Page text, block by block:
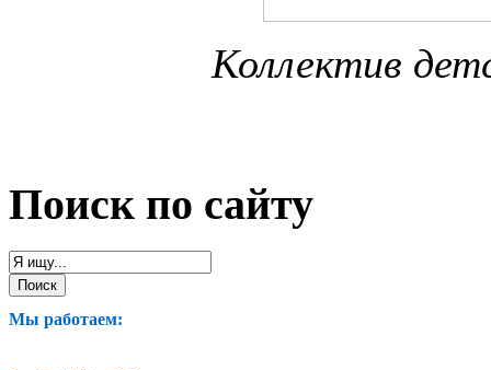
Коллектив
Поиск по сайту
Мы работаем: